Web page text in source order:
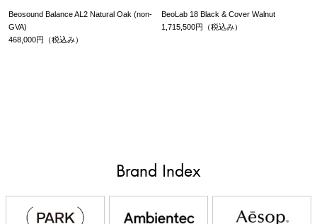
Beosound Balance AL2 Natural Oak (non-
GVA)
468,000円（税込み）
BeoLab 18 Black & Cover Walnut
1,715,500円（税込み）
Brand Index